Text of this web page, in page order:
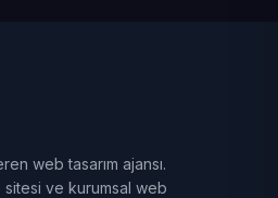
web tasarım ajansı.
ve kurumsal web